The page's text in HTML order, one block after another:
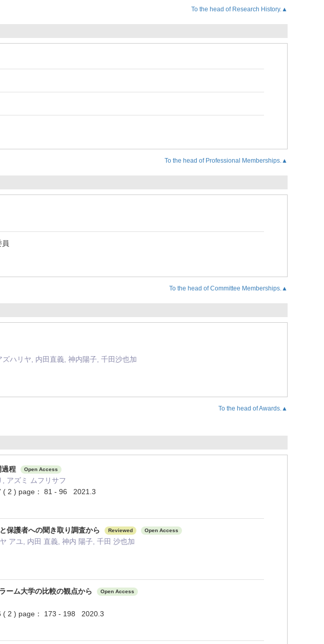
To the head of Research History.▲
To the head of Professional Memberships.▲
員
To the head of Committee Memberships.▲
ハリヤ, 内田直義, 神内陽子, 千田沙也加
To the head of Awards.▲
過程 Open Access
アズミ ムフリサフ
( 2 ) page： 81 - 96 2021.3
保護者への聞き取り調査から Reviewed Open Access
アユ, 内田 直義, 神内 陽子, 千田 沙也加
ーム大学の比較の観点から Open Access
( 2 ) page： 173 - 198 2020.3